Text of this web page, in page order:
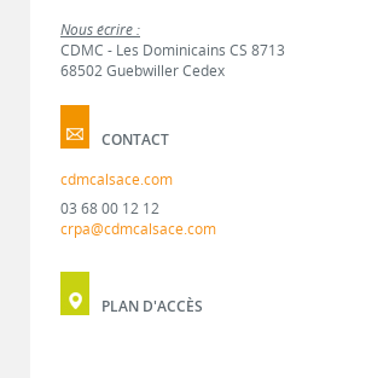
Nous écrire :
CDMC - Les Dominicains CS 8713
68502 Guebwiller Cedex
CONTACT
cdmcalsace.com
03 68 00 12 12
crpa@cdmcalsace.com
PLAN D'ACCÈS